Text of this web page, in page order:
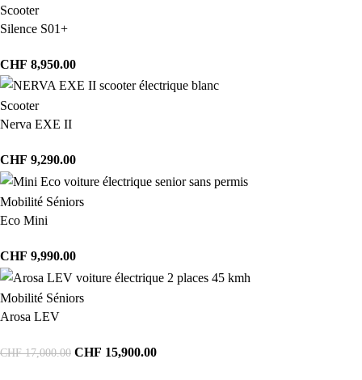
Scooter
Silence S01+
CHF 8,950.00
Scooter
Nerva EXE II
CHF 9,290.00
Mobilité Séniors
Eco Mini
CHF 9,990.00
Mobilité Séniors
Arosa LEV
CHF17,000.00 CHF 15,900.00